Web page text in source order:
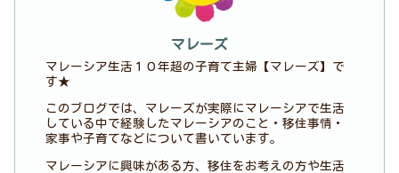
マレーズ
マレーシア生活１０年超の子育て主婦【マレーズ】で
す★
このブログでは、マレーズが実際にマレーシアで生活
している中で経験したマレーシアのこと・移住事情・
家事や子育てなどについて書いています。
マレーシアに興味がある方、移住をお考えの方や生活